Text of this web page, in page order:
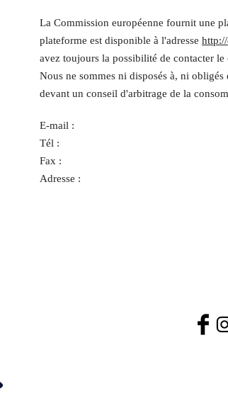
La Commission européenne fournit une
plateforme est disponible à l'adresse
avez toujours la possibilité de contacter
Nous ne sommes ni disposés à, ni
devant un conseil d'arbitrage de la
E-mail :
Tél :
Fax :
Adresse :